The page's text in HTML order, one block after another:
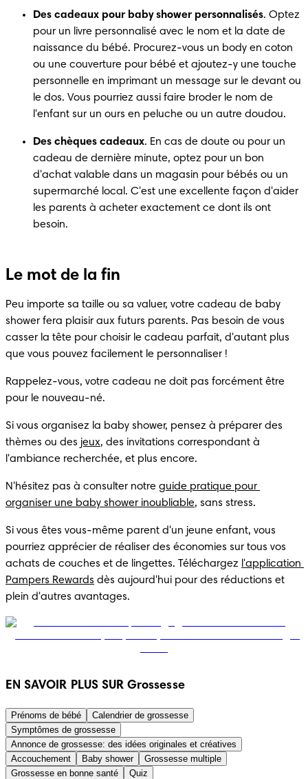
Des cadeaux pour baby shower personnalisés. Optez
pour un livre personnalisé avec le nom et la date de
naissance du bébé. Procurez-vous un body en coton
ou une couverture pour bébé et ajoutez-y une touche
personnelle en imprimant un message sur le devant ou
le dos. Vous pourriez aussi faire broder le nom de
l'enfant sur un ours en peluche ou un autre doudou.
Des chèques cadeaux. En cas de doute ou pour un
cadeau de dernière minute, optez pour un bon
d'achat valable dans un magasin pour bébés ou un
supermarché local. C'est une excellente façon d'aider
les parents à acheter exactement ce dont ils ont
besoin.
Le mot de la fin
Peu importe sa taille ou sa valuer, votre cadeau de baby
shower fera plaisir aux futurs parents. Pas besoin de vous
casser la tête pour choisir le cadeau parfait, d'autant plus
que vous pouvez facilement le personnaliser !
Rappelez-vous, votre cadeau ne doit pas forcément être
pour le nouveau-né.
Si vous organisez la baby shower, pensez à préparer des
thèmes ou des jeux, des invitations correspondant à
l'ambiance recherchée, et plus encore.
N'hésitez pas à consulter notre guide pratique pour
organiser une baby shower inoubliable, sans stress.
Si vous êtes vous-même parent d'un jeune enfant, vous
pourriez apprécier de réaliser des économies sur tous vos
achats de couches et de lingettes. Téléchargez l'application
Pampers Rewards dès aujourd'hui pour des réductions et
plein d'autres avantages.
EN SAVOIR PLUS SUR Grossesse
Prénoms de bébé
Calendrier de grossesse
Symptômes de grossesse
Annonce de grossesse: des idées originales et créatives
Accouchement
Baby shower
Grossesse multiple
Grossesse en bonne santé
Quiz